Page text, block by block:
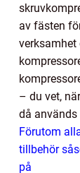
av fästen
verksamhet
– du vet,
då används
Förutom
tillbehör
på